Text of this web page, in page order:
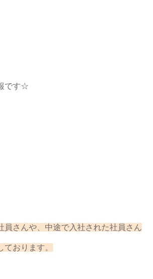
です☆
員さんや、中途で入社された社員さん
おります。